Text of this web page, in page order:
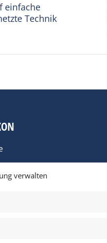
verwalten
einfache
Technik